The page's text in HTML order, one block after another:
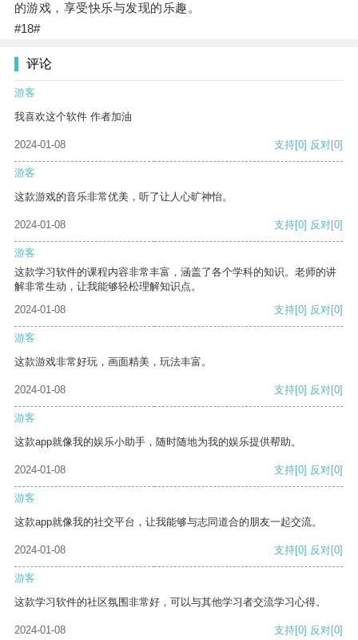
的游戏，享受快乐与发现的乐趣。
#18#
评论
游客
我喜欢这个软件 作者加油
2024-01-08 支持[0] 反对[0]
游客
这款游戏的音乐非常优美，听了让人心旷神怡。
2024-01-08 支持[0] 反对[0]
游客
这款学习软件的课程内容非常丰富，涵盖了各个学科的知识。老师的讲
解非常生动，让我能够轻松理解知识点。
2024-01-08
支持[0] 反对[0]
游客
这款游戏非常好玩，画面精美，玩法丰富。
2024-01-08 支持[0] 反对[0]
游客
这款app就像我的娱乐小助手，随时随地为我的娱乐提供帮助。
2024-01-08 支持[0] 反对[0]
游客
这款app就像我的社交平台，让我能够与志同道合的朋友一起交流。
2024-01-08 支持[0] 反对[0]
游客
这款学习软件的社区氛围非常好，可以与其他学习者交流学习心得。
2024-01-08 支持[0] 反对[0]